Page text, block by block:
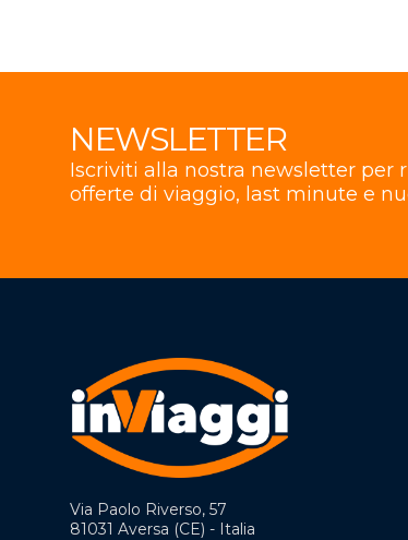
NEWSLETTER
Iscriviti alla nostra newsletter per
offerte di viaggio, last minute e
Via Paolo Riverso, 57
81031 Aversa (CE) - Italia